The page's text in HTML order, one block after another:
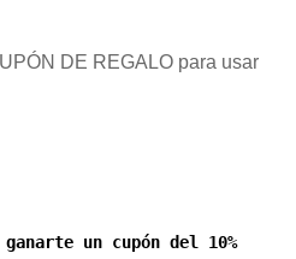
DE REGALO para usar
un cupón del 10%